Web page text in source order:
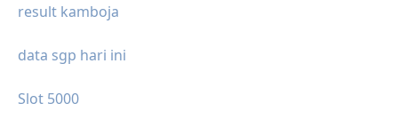
result kamboja
data sgp hari ini
Slot 5000